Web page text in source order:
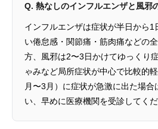
Q. 熱なしのインフルエンザと風邪
インフルエンザは症状が半日から1
い倦怠感・関節痛・筋肉痛などの
方、風邪は2〜3日かけてゆっくり
ゃみなど局所症状が中心で比較的
月〜3月）に症状が急激に出た場
い、早めに医療機関を受診してくだ